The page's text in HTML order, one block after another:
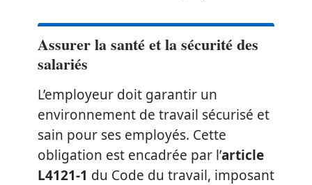
Assurer la santé et la sécurité des
salariés
L’employeur doit garantir un
environnement de travail sécurisé et
sain pour ses employés. Cette
obligation est encadrée par l’article
L4121-1 du Code du travail, imposant